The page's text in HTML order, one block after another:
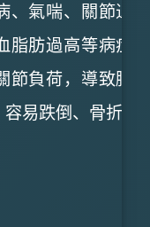
、氣喘、關節退
脂肪過高等病症
節負荷，導致腰
易跌倒、骨折。